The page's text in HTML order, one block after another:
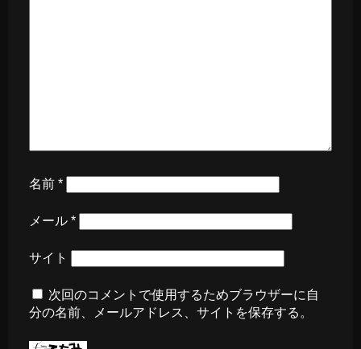
名前 *
メール *
サイト
次回のコメントで使用するためブラウザーに自
分の名前、メールアドレス、サイトを保存する。